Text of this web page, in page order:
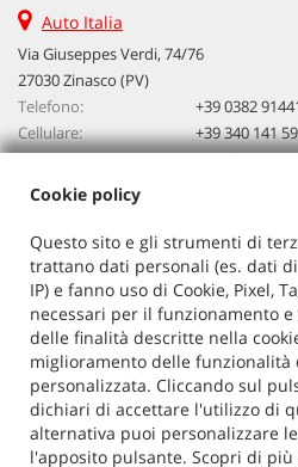
Auto Italia
Via Giuseppes Verdi, 74/76
27030 Zinasco (PV)
Telefono:
+39 0382
Cellulare:
+39 340 141
Email:
Dati fiscali:
Auto Italia
VIA G. VERDI 74/76, ZINASCO
C.F/P.IVA:02603520186
Registro delle imprese:PV
Cookie policy
Questo sito e gli strumenti di
trattano dati personali (es. dati
IP) e fanno uso di Cookie, Pixel,
necessari per il funzionamento
delle finalità descritte nella
miglioramento delle funzionalità
personalizzata. Cliccando sul
dichiari di accettare l'utilizzo di
alternativa puoi personalizzare
l'apposito pulsante. Scopri di più